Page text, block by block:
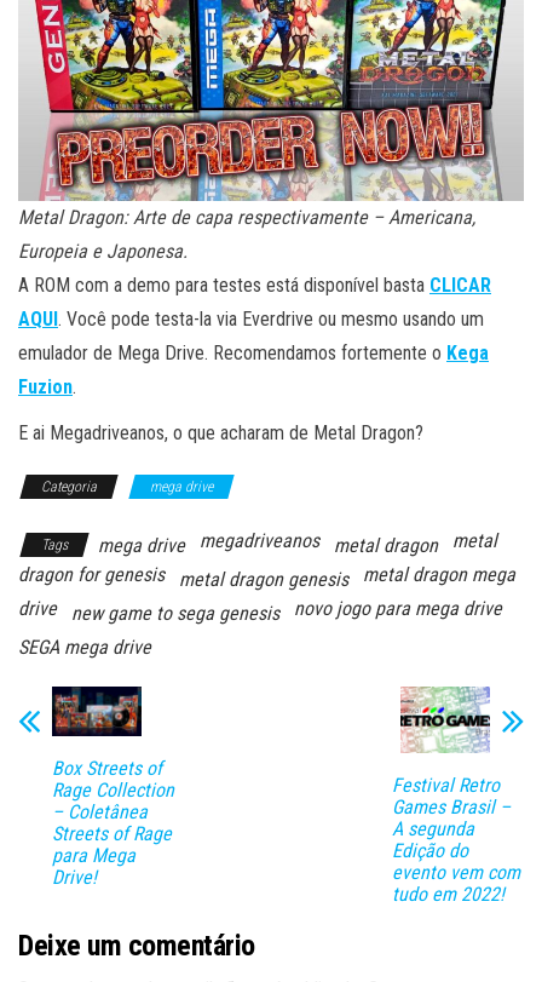
Metal Dragon: Arte de capa respectivamente – Americana,
Europeia e Japonesa.
A ROM com a demo para testes está disponível basta CLICAR
AQUI. Você pode testa-la via Everdrive ou mesmo usando um
emulador de Mega Drive. Recomendamos fortemente o Kega
Fuzion.
E ai Megadriveanos, o que acharam de Metal Dragon?
Categoria mega drive
Tags mega drive megadriveanos metal dragon
metal
dragon for genesis
metal dragon genesis
metal dragon mega
drive
new game to sega genesis
novo jogo para mega drive
SEGA mega drive
Box Streets of
Rage Collection
– Coletânea
Streets of Rage
para Mega
Drive!
Festival Retro
Games Brasil –
A segunda
Edição do
evento vem com
tudo em 2022!
Deixe um comentário